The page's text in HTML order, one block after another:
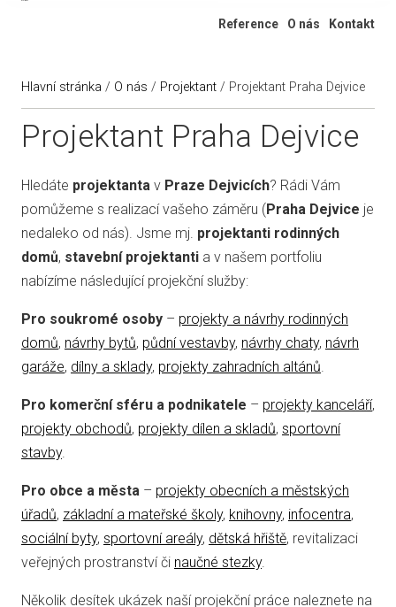
Reference O nás Kontakt
Hlavní stránka / O nás / Projektant / Projektant Praha Dejvice
Projektant Praha Dejvice
Hledáte projektanta v Praze Dejvicích? Rádi Vám
pomůžeme s realizací vašeho záměru (Praha Dejvice je
nedaleko od nás). Jsme mj. projektanti rodinných
domů, stavební projektanti a v našem portfoliu
nabízíme následující projekční služby:
Pro soukromé osoby – projekty a návrhy rodinných
domů, návrhy bytů, půdní vestavby, návrhy chaty, návrh
garáže, dílny a sklady, projekty zahradních altánů.
Pro komerční sféru a podnikatele – projekty kanceláří,
projekty obchodů, projekty dílen a skladů, sportovní
stavby.
Pro obce a města – projekty obecních a městských
úřadů, základní a mateřské školy, knihovny, infocentra,
sociální byty, sportovní areály, dětská hřiště, revitalizaci
veřejných prostranství či naučné stezky.
Několik desítek ukázek naší projekční práce naleznete na